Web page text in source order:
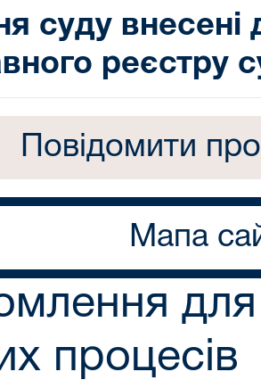
суду
реєстру
Повідомити
Мапа
процесів